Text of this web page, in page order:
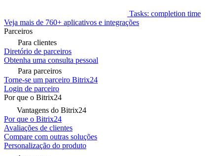
Tasks: completion time
Veja mais de 760+ aplicativos e integrações
Parceiros
Para clientes
Diretório de parceiros
Obtenha uma consulta pessoal
Para parceiros
Torne-se um parceiro Bitrix24
Login de parceiro
Por que o Bitrix24
Vantagens do Bitrix24
Por que o Bitrix24
Avaliações de clientes
Compare com outras soluções
Personalização do produto